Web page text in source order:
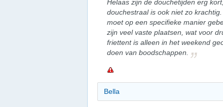
Helaas zijn de douchetijden erg
douchestraal is ook niet zo
moet op een specifieke manier
zijn veel vaste plaatsen, wat voor
friettent is alleen in het weekend
doen van boodschappen.
Bella